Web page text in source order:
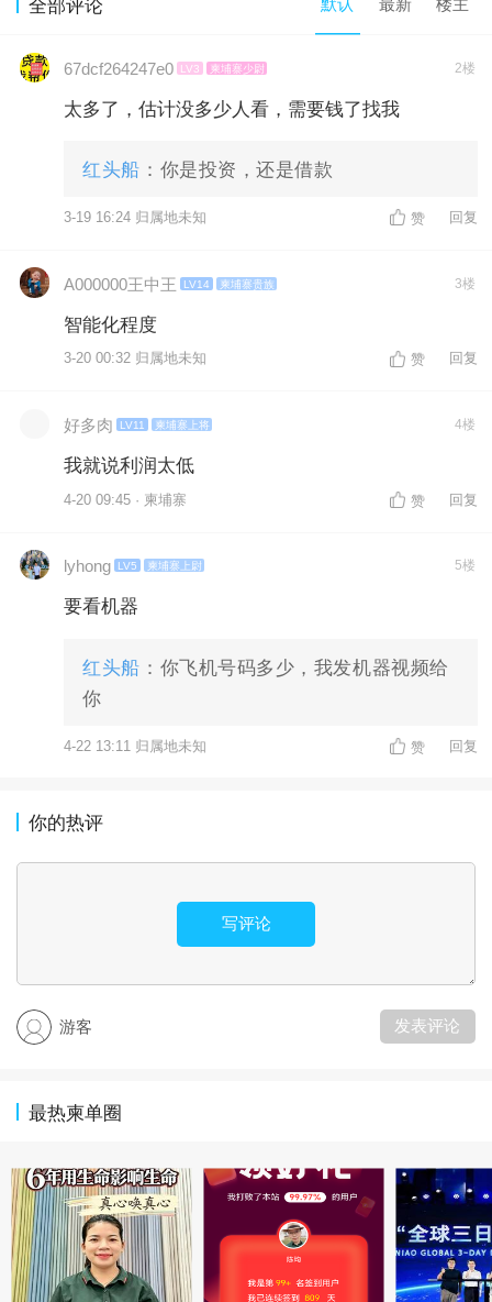
全部评论 默认 最新 楼主
67dcf264247e0 LV3 柬埔寨少尉 2楼
太多了，估计没多少人看，需要钱了找我
红头船 ：你是投资，还是借款
3-19 16:24 归属地未知 赞 回复
A000000王中王 LV14 柬埔寨贵族 3楼
智能化程度
3-20 00:32 归属地未知 赞 回复
好多肉 LV11 柬埔寨上将 4楼
我就说利润太低
4-20 09:45 · 柬埔寨 赞 回复
lyhong LV5 柬埔寨上尉 5楼
要看机器
红头船 ：你飞机号码多少，我发机器视频给
你
4-22 13:11 归属地未知 赞 回复
你的热评
写评论
游客 发表评论
最热柬单圈